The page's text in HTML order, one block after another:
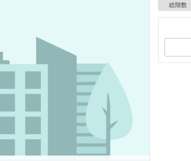
総階数